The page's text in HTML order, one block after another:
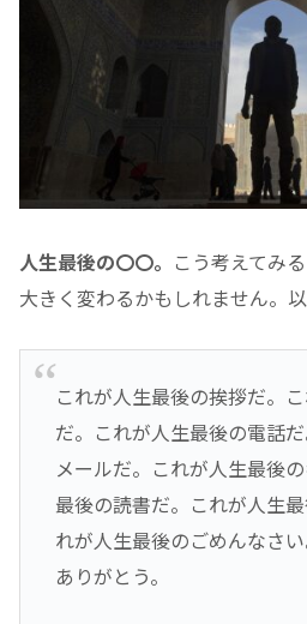
人生最後の〇〇。 こう考えてみ
大きく変わるかもしれません。
これが人生最後の挨拶だ。
だ。これが人生最後の電話
メールだ。これが人生最後
最後の読書だ。これが人生
れが人生最後のごめんなさ
ありがとう。